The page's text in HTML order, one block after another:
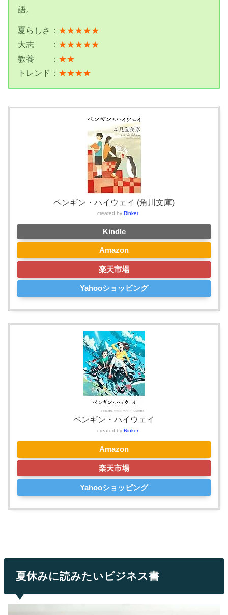
語。
夏らしさ： ★★★★★
大志 ： ★★★★★
教養 ： ★★
トレンド： ★★★★
ペンギン・ハイウェイ (角川文庫)
created by Rinker
Kindle
Amazon
楽天市場
Yahooショッピング
ペンギン・ハイウェイ
created by Rinker
Amazon
楽天市場
Yahooショッピング
夏休みに読みたいビジネス書